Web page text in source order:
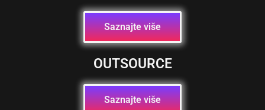
Saznajte više
OUTSOURCE
Saznajte više